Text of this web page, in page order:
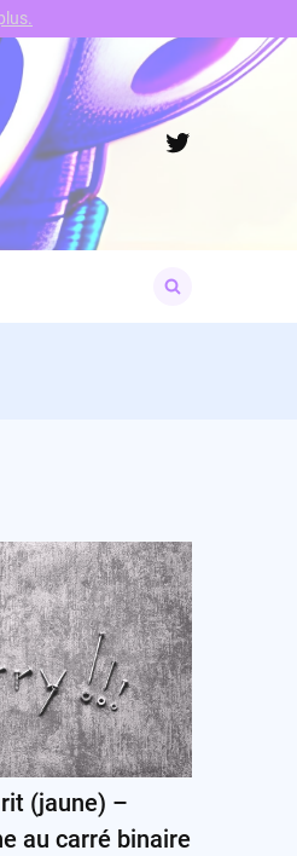
Twitter
for:
(jaune) –
au carré binaire